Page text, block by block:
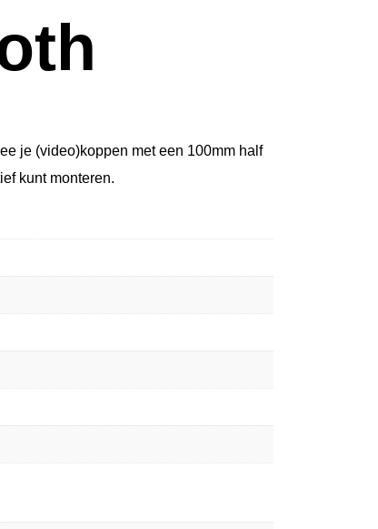
je (video)koppen met een 100mm half
kunt monteren.